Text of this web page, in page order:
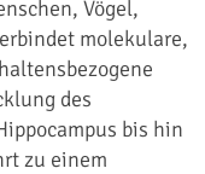
Vögel,
molekulare,
des
bis hin
zu einem